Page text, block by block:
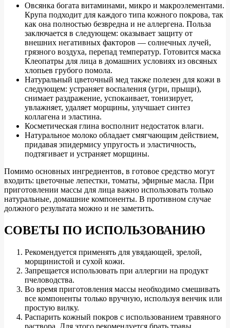
Овсянка богата витаминами, микро и макроэлементами.
Крупа подходит для каждого типа кожного покрова, так
как она полностью безвредна и не аллергена. Польза
заключается в следующем: оказывает защиту от
внешних негативных факторов — солнечных лучей,
грязного воздуха, перепад температур. Готовится маска
Клеопатры для лица в домашних условиях из овсяных
хлопьев грубого помола.
Натуральный цветочный мед также полезен для кожи в
следующем: устраняет воспаления (угри, прыщи),
снимает раздражение, успокаивает, тонизирует,
увлажняет, удаляет морщины, улучшает синтез
коллагена и эластина.
Косметическая глина восполнит недостаток влаги.
Натуральное молоко обладает смягчающим действием,
придавая эпидермису упругость и эластичность,
подтягивает и устраняет морщины.
Помимо основных ингредиентов, в готовое средство могут
входить: цветочные лепестки, томаты, эфирные масла. При
приготовлении массы для лица важно использовать только
натуральные, домашние компоненты. В противном случае
должного результата можно и не заметить.
СОВЕТЫ ПО ИСПОЛЬЗОВАНИЮ
Рекомендуется применять для увядающей, зрелой,
морщинистой и сухой кожи.
Запрещается использовать при аллергии на продукт
пчеловодства.
Во время приготовления массы необходимо смешивать
все компоненты только вручную, используя венчик или
простую вилку.
Распарить кожный покров с использованием травяного
раствора. Для этого рекомендуется брать травы,